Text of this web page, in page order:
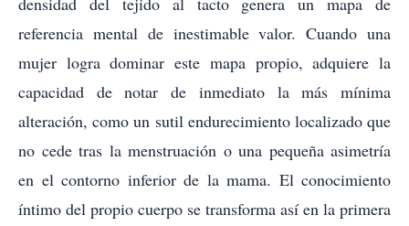
referencia mental de inestimable valor. Cuando una
mujer logra dominar este mapa propio, adquiere la
capacidad de notar de inmediato la más mínima
alteración, como un sutil endurecimiento localizado que
no cede tras la menstruación o una pequeña asimetría
en el contorno inferior de la mama. El conocimiento
íntimo del propio cuerpo se transforma así en la primera